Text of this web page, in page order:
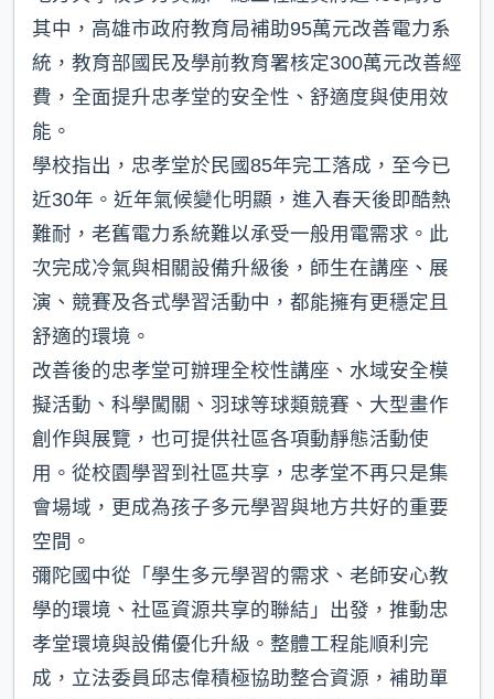
其中，高雄市政府教育局補助95萬元改善電力系
統，教育部國民及學前教育署核定300萬元改善經
費，全面提升忠孝堂的安全性、舒適度與使用效
能。
學校指出，忠孝堂於民國85年完工落成，至今已
近30年。近年氣候變化明顯，進入春天後即酷熱
難耐，老舊電力系統難以承受一般用電需求。此
次完成冷氣與相關設備升級後，師生在講座、展
演、競賽及各式學習活動中，都能擁有更穩定且
舒適的環境。
改善後的忠孝堂可辦理全校性講座、水域安全模
擬活動、科學闖關、羽球等球類競賽、大型畫作
創作與展覽，也可提供社區各項動靜態活動使
用。從校園學習到社區共享，忠孝堂不再只是集
會場域，更成為孩子多元學習與地方共好的重要
空間。
彌陀國中從「學生多元學習的需求、老師安心教
學的環境、社區資源共享的聯結」出發，推動忠
孝堂環境與設備優化升級。整體工程能順利完
成，立法委員邱志偉積極協助整合資源，補助單